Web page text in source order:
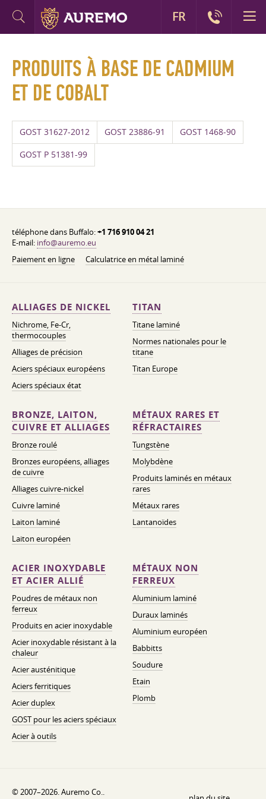
PRODUITS À BASE DE CADMIUM
ET DE COBALT
GOST 31627-2012 GOST 23886-91 GOST 1468-90
GOST P 51381-99
téléphone dans Buffalo:+1 716 910 04 21
E-mail: info@auremo.eu
Paiement en ligne
Calculatrice en métal laminé
ALLIAGES DE NICKEL
Nichrome, Fe-Cr,
thermocouples
Alliages de précision
Aciers spéciaux européens
Aciers spéciaux état
TITAN
Titane laminé
Normes nationales pour le
titane
Titan Europe
BRONZE, LAITON,
CUIVRE ET ALLIAGES
Bronze roulé
Bronzes européens, alliages
de cuivre
Alliages cuivre-nickel
Cuivre laminé
Laiton laminé
Laiton européen
MÉTAUX RARES ET
RÉFRACTAIRES
Tungstène
Molybdène
Produits laminés en métaux
rares
Métaux rares
Lantanoïdes
ACIER INOXYDABLE
ET ACIER ALLIÉ
Poudres de métaux non
ferreux
Produits en acier inoxydable
Acier inoxydable résistant à la
chaleur
Acier austénitique
Aciers ferritiques
Acier duplex
GOST pour les aciers spéciaux
Acier à outils
MÉTAUX NON
FERREUX
Aluminium laminé
Duraux laminés
Aluminium européen
Babbitts
Soudure
Etain
Plomb
© 2007–2026. Auremo Co..
FR